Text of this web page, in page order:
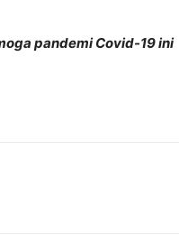
pandemi Covid-19 ini